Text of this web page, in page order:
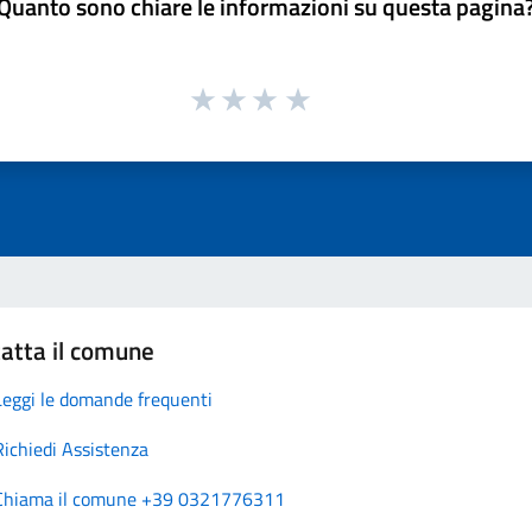
il comune
le domande frequenti
Assistenza
il comune +39 0321776311